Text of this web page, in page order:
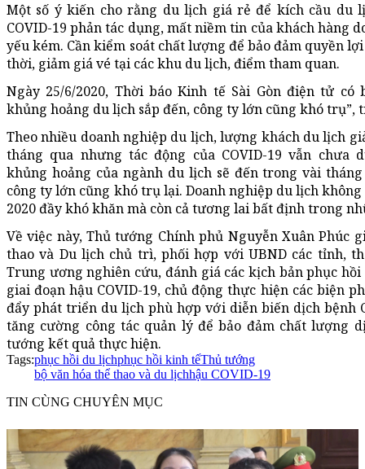
Một số ý kiến cho rằng du lịch giá rẻ để kích cầu du
COVID-19 phản tác dụng, mất niềm tin của khách hàng
yếu kém. Cần kiểm soát chất lượng để bảo đảm quyền
thời, giảm giá vé tại các khu du lịch, điểm tham quan.
Ngày 25/6/2020, Thời báo Kinh tế Sài Gòn điện tử
khủng hoảng du lịch sắp đến, công ty lớn cũng khó trụ”,
Theo nhiều doanh nghiệp du lịch, lượng khách du lịch
tháng qua nhưng tác động của COVID-19 vẫn chưa
khủng hoảng của ngành du lịch sẽ đến trong vài
công ty lớn cũng khó trụ lại. Doanh nghiệp du lịch
2020 đầy khó khăn mà còn cả tương lai bất định trong
Về việc này, Thủ tướng Chính phủ Nguyễn Xuân Phúc
thao và Du lịch chủ trì, phối hợp với UBND các tỉnh,
Trung ương nghiên cứu, đánh giá các kịch bản phục
giai đoạn hậu COVID-19, chủ động thực hiện các biện
đẩy phát triển du lịch phù hợp với diễn biến dịch bệnh
tăng cường công tác quản lý để bảo đảm chất lượng
tướng kết quả thực hiện.
Tags:phục hồi du lịchphục hồi kinh tếThủ tướng
bộ văn hóa thể thao và du lịchhậu COVID-19
TIN CÙNG CHUYÊN MỤC